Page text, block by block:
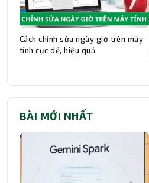
Cách chỉnh sửa ngày giờ trên máy
tính cực dễ, hiệu quả
BÀI MỚI NHẤT